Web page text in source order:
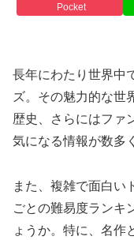
Pocket
長年にわたり世界中
ズ。その魅力的な世
歴史、さらにはファ
気になる情報が数多
また、複雑で面白い
ごとの難易度ランキ
ょうか。特に、名作